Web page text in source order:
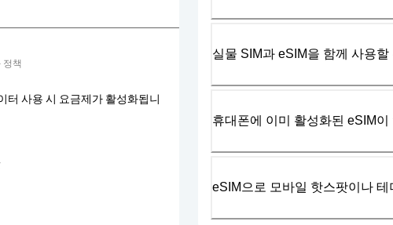
정책
터 사용 시 요금제가 활성화됩니
실물 SIM과 eSIM을 함께 사용할
휴대폰에 이미 활성화된 eSIM
eSIM으로 모바일 핫스팟이나